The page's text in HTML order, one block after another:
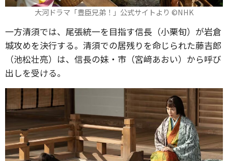
大河ドラマ「豊臣兄弟！」公式サイトより ©️NHK
一方清須では、尾張統一を目指す信長（小栗旬）が岩倉
城攻めを決行する。清須での居残りを命じられた藤吉郎
（池松壮亮）は、信長の妹・市（宮﨑あおい）から呼び
出しを受ける。